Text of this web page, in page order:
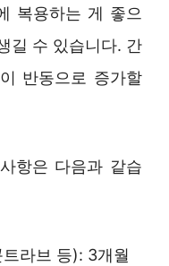
복용하는 게 좋으
길 수 있습니다. 간
반동으로 증가할
항은 다음과 같습
라브 등): 3개월